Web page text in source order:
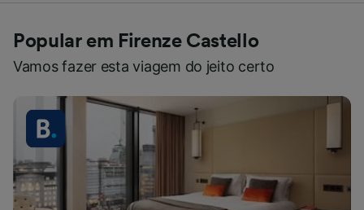
Popular em Firenze Castello
Vamos fazer esta viagem do jeito certo